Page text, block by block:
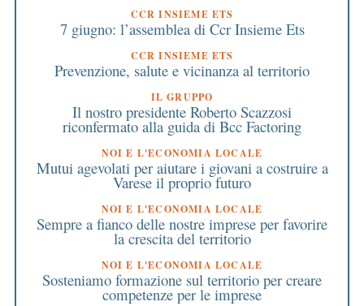
CCR INSIEME ETS
7 giugno: l’assemblea di Ccr Insieme Ets
CCR INSIEME ETS
Prevenzione, salute e vicinanza al territorio
IL GRUPPO
Il nostro presidente Roberto Scazzosi
riconfermato alla guida di Bcc Factoring
NOI E L'ECONOMIA LOCALE
Mutui agevolati per aiutare i giovani a costruire a
Varese il proprio futuro
NOI E L'ECONOMIA LOCALE
Sempre a fianco delle nostre imprese per favorire
la crescita del territorio
NOI E L'ECONOMIA LOCALE
Sosteniamo formazione sul territorio per creare
competenze per le imprese